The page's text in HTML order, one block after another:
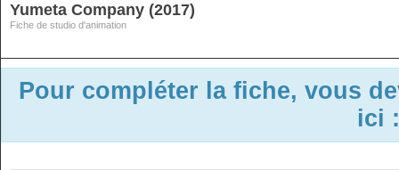
Yumeta Company (2017)
Fiche de studio d'animation
Pour compléter la fiche, vous
ici